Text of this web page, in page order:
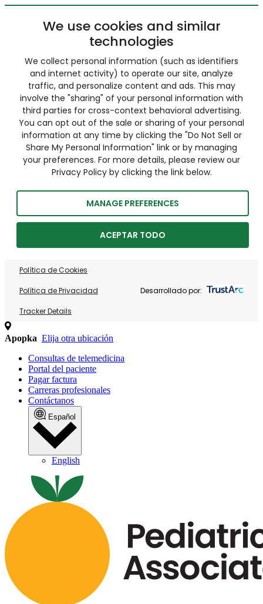
We use cookies and similar
technologies
We collect personal information (such as identifiers
and internet activity) to operate our site, analyze
traffic, and personalize content and ads. This may
involve the "sharing" of your personal information with
third parties for cross-context behavioral advertising.
You can opt out of the sale or sharing of your personal
information at any time by clicking the "Do Not Sell or
Share My Personal Information" link or by managing
your preferences. For more details, please review our
Privacy Policy by clicking the link below.
MANAGE PREFERENCES
ACEPTAR TODO
Política de Cookies
Política de Privacidad
Tracker Details
Desarrollado por:
Apopka Elija otra ubicación
Consultas de telemedicina
Portal del paciente
Pagar factura
Carreras profesionales
Contáctanos
Español
English